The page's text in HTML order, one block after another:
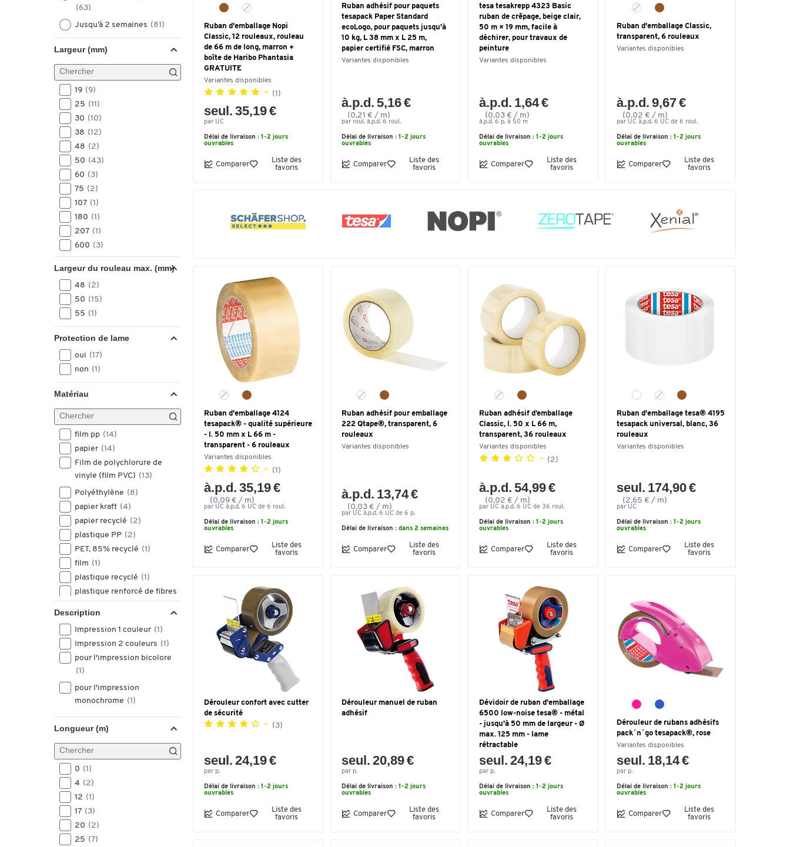
(63)
Jusqu’à 2 semaines (81)
Largeur (mm)
19 (9)
25 (11)
30 (10)
38 (12)
48 (2)
50 (43)
60 (3)
75 (2)
107 (1)
180 (1)
207 (1)
600 (3)
1400(4)
1800(1)
2000
2600(3)
5000
Largeur du rouleau max. (mm)
48 (2)
50 (15)
55 (1)
Protection de lame
oui (17)
non (1)
Matériau
film pp (14)
papier (14)
Film de polychlorure de
vinyle (film PVC) (13)
Polyéthylène (8)
papier kraft (4)
papier recyclé (2)
plastique PP (2)
PET, 85% recyclé (1)
film (1)
plastique recyclé (1)
plastique renforcé de fibres
Description
Impression 1 couleur (1)
Impression 2 couleurs (1)
pour l'impression bicolore
(1)
pour l'impression
monochrome (1)
Longueur (m)
0 (1)
4 (2)
12 (1)
17 (3)
20 (2)
25 (7)
Ruban d'emballage Nopi
Classic, 12 rouleaux, rouleau
de 66 m de long, marron +
boîte de Haribo Phantasia
GRATUITE
Variantes disponibles
(1)
seul. 35,19 €
par UC
Délai de livraison : 1-2 jours
ouvrables
Comparer
Liste des
favoris
Ruban adhésif pour paquets
tesapack Paper Standard
ecoLogo, pour paquets jusqu'à
10 kg, L 38 mm x L 25 m,
papier certifié FSC, marron
Variantes disponibles
à.p.d. 5,16 €
(0,21 € / m)
par roul. à.p.d. 6 roul.
Délai de livraison : 1-2 jours
ouvrables
Comparer
Liste des
favoris
tesa tesakrepp 4323 Basic
ruban de crêpage, beige clair,
50 m × 19 mm, facile à
déchirer, pour travaux de
peinture
Variantes disponibles
à.p.d. 1,64 €
(0,03 € / m)
à.p.d. 6 p. à 50 m
Délai de livraison : 1-2 jours
ouvrables
Comparer
Liste des
favoris
Ruban d'emballage Classic,
transparent, 6 rouleaux
Variantes disponibles
à.p.d. 9,67 €
(0,02 € / m)
par UC à.p.d. 6 UC de 6 roul.
Délai de livraison : 1-2 jours
ouvrables
Comparer
Liste des
favoris
Ruban d'emballage 4124
tesapack® - qualité supérieure
- l. 50 mm x L 66 m -
transparent - 6 rouleaux
Variantes disponibles
(1)
à.p.d. 35,19 €
(0,09 € / m)
par UC à.p.d. 6 UC de 6 roul.
Délai de livraison : 1-2 jours
ouvrables
Comparer
Liste des
favoris
Ruban adhésif pour emballage
222 Qtape®, transparent, 6
rouleaux
Variantes disponibles
à.p.d. 13,74 €
(0,03 € / m)
par UC à.p.d. 6 UC de 6 p.
Délai de livraison : dans 2 semaines
Comparer
Liste des
favoris
Ruban adhésif d’emballage
Classic, l. 50 x L 66 m,
transparent, 36 rouleaux
Variantes disponibles
(2)
à.p.d. 54,99 €
(0,02 € / m)
par UC à.p.d. 6 UC de 36 roul.
Délai de livraison : 1-2 jours
ouvrables
Comparer
Liste des
favoris
Ruban d'emballage tesa® 4195
tesapack universal, blanc, 36
rouleaux
Variantes disponibles
seul. 174,90 €
(2,65 € / m)
par UC
Délai de livraison : 1-2 jours
ouvrables
Comparer
Liste des
favoris
Dérouleur confort avec cutter
de sécurité
(3)
seul. 24,19 €
par p.
Délai de livraison : 1-2 jours
ouvrables
Comparer
Liste des
favoris
Dérouleur manuel de ruban
adhésif
seul. 20,89 €
par p.
Délai de livraison : 1-2 jours
ouvrables
Comparer
Liste des
favoris
Dévidoir de ruban d'emballage
6500 low-noise tesa® - métal
- jusqu'à 50 mm de largeur - Ø
max. 125 mm - lame
rétractable
seul. 24,19 €
par p.
Délai de livraison : 1-2 jours
ouvrables
Comparer
Liste des
favoris
Dérouleur de rubans adhésifs
pack´n´go tesapack®, rose
Variantes disponibles
seul. 18,14 €
par p.
Délai de livraison : 1-2 jours
ouvrables
Comparer
Liste des
favoris